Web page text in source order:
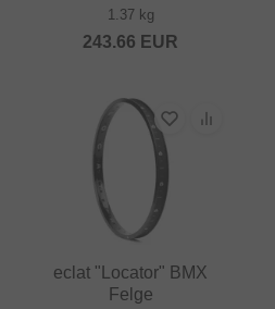
1.37 kg
243.66 EUR
eclat "Locator" BMX
Felge